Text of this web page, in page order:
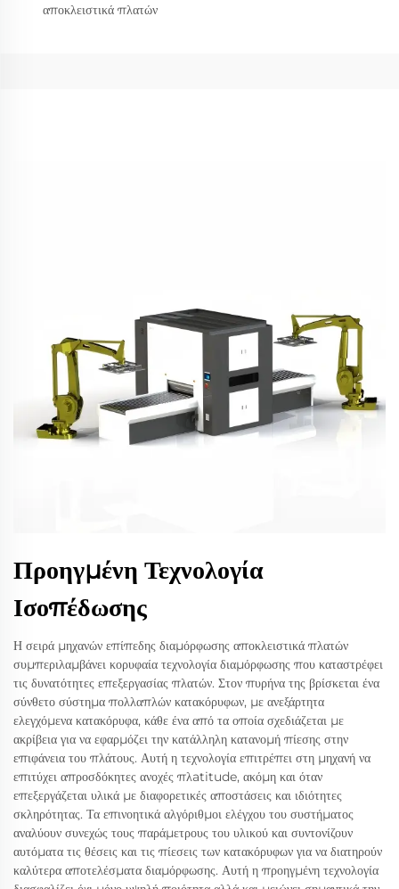
αποκλειστικά πλατών
Προηγμένη Τεχνολογία
Ισοπέδωσης
Η σειρά μηχανών επίπεδης διαμόρφωσης αποκλειστικά πλατών
συμπεριλαμβάνει κορυφαία τεχνολογία διαμόρφωσης που καταστρέφει
τις δυνατότητες επεξεργασίας πλατών. Στον πυρήνα της βρίσκεται ένα
σύνθετο σύστημα πολλαπλών κατακόρυφων, με ανεξάρτητα
ελεγχόμενα κατακόρυφα, κάθε ένα από τα οποία σχεδιάζεται με
ακρίβεια για να εφαρμόζει την κατάλληλη κατανομή πίεσης στην
επιφάνεια του πλάτους. Αυτή η τεχνολογία επιτρέπει στη μηχανή να
επιτύχει απροσδόκητες ανοχές πλatitude, ακόμη και όταν
επεξεργάζεται υλικά με διαφορετικές αποστάσεις και ιδιότητες
σκληρότητας. Τα επινοητικά αλγόριθμοι ελέγχου του συστήματος
αναλύουν συνεχώς τους παράμετρους του υλικού και συντονίζουν
αυτόματα τις θέσεις και τις πίεσεις των κατακόρυφων για να διατηρούν
καλύτερα αποτελέσματα διαμόρφωσης. Αυτή η προηγμένη τεχνολογία